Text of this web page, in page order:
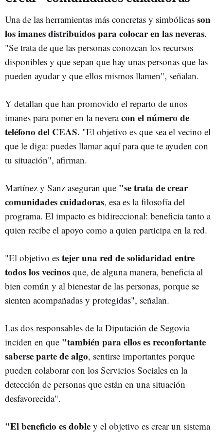
Una de las herramientas más concretas y simbólicas son
los imanes distribuidos para colocar en las neveras.
"Se trata de que las personas conozcan los recursos
disponibles y que sepan que hay unas personas que las
pueden ayudar y que ellos mismos llamen", señalan.
Y detallan que han promovido el reparto de unos
imanes para poner en la neveracon el número de
teléfono del CEAS. "El objetivo es que sea el vecino el
que le diga: puedes llamar aquí para que te ayuden con
tu situación", afirman.
Martínez y Sanz aseguran que "se trata de crear
comunidades cuidadoras, esa es la filosofía del
programa. El impacto es bidireccional: beneficia tanto a
quien recibe el apoyo como a quien participa en la red.
"El objetivo es tejer una red de solidaridad entre
todos los vecinos que, de alguna manera, beneficia al
bien común y al bienestar de las personas, porque se
sienten acompañadas y protegidas", señalan.
Las dos responsables de la Diputación de Segovia
inciden en que "también para ellos es reconfortante
saberse parte de algo, sentirse importantes porque
pueden colaborar con los Servicios Sociales en la
detección de personas que están en una situación
desfavorecida".
"El beneficio es doble y el objetivo es crear un sistema